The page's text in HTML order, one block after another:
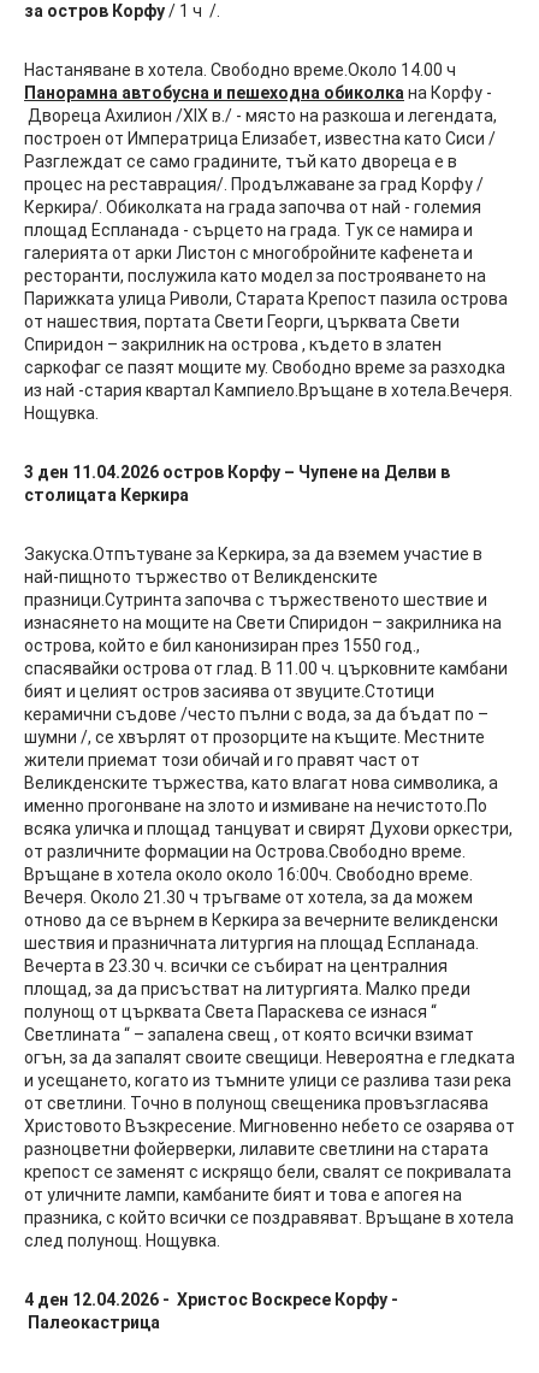
за остров Корфу/ 1 ч /.
Настаняване в хотела. Свободно време.Около 14.00 ч
Панорамна автобусна и пешеходна обиколка на Корфу -
Двореца Ахилион /XIX в./ - място на разкоша и легендата,
построен от Императрица Елизабет, известна като Сиси /
Разглеждат се само градините, тъй като двореца е в
процес на реставрация/. Продължаване за град Корфу /
Керкира/. Обиколката на града започва от най - големия
площад Еспланада - сърцето на града. Тук се намира и
галерията от арки Листон с многобройните кафенета и
ресторанти, послужила като модел за построяването на
Парижката улица Риволи, Старата Крепост пазила острова
от нашествия, портата Свети Георги, църквата Свети
Спиридон – закрилник на острова , където в златен
саркофаг се пазят мощите му. Свободно време за разходка
из най -стария квартал Кампиело.Връщане в хотела.Вечеря.
Нощувка.
3 ден 11.04.2026 остров Корфу – Чупене на Делви в
столицата Керкира
Закуска.Отпътуване за Керкира, за да вземем участие в
най-пищното тържество от Великденските
празници.Сутринта започва с тържественото шествие и
изнасянето на мощите на Свети Спиридон – закрилника на
острова, който е бил канонизиран през 1550 год.,
спасявайки острова от глад. В 11.00 ч. църковните камбани
бият и целият остров засиява от звуците.Стотици
керамични съдове /често пълни с вода, за да бъдат по –
шумни /, се хвърлят от прозорците на къщите. Местните
жители приемат този обичай и го правят част от
Великденските тържества, като влагат нова символика, а
именно прогонване на злото и измиване на нечистото.По
всяка уличка и площад танцуват и свирят Духови оркестри,
от различните формации на Острова.Свободно време.
Връщане в хотела около около 16:00ч. Свободно време.
Вечеря. Около 21.30 ч тръгваме от хотела, за да можем
отново да се върнем в Керкира за вечерните великденски
шествия и празничната литургия на площад Еспланада.
Вечерта в 23.30 ч. всички се събират на централния
площад, за да присъстват на литургията. Малко преди
полунощ от църквата Света Параскева се изнася “
Светлината “ – запалена свещ , от която всички взимат
огън, за да запалят своите свещици. Невероятна е гледката
и усещането, когато из тъмните улици се разлива тази река
от светлини. Точно в полунощ свещеника провъзгласява
Христовото Възкресение. Мигновенно небето се озарява от
разноцветни фойерверки, лилавите светлини на старата
крепост се заменят с искрящо бели, свалят се покривалата
от уличните лампи, камбаните бият и това е апогея на
празника, с който всички се поздравяват. Връщане в хотела
след полунощ. Нощувка.
4 ден 12.04.2026 - Христос Воскресе Корфу -
Палеокастрица